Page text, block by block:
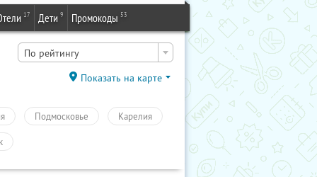
17 Дети 9 Промокоды 53
По рейтингу
Показать на карте
Подмосковье Карелия